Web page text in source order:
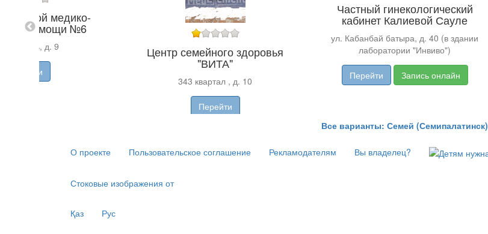
медико-
помощи №6
Юность, д. 9
Перейти
Центр семейного здоровья
"ВИТА"
343 квартал , д. 10
Перейти
Частный гинекологический
кабинет Калиевой Сауле
ул. Кабанбай батыра, д. 40 (в здании
лаборатории "Инвиво")
Перейти Запись онлайн
Все варианты: Семей (Семипалатинск)
О проекте Пользовательское соглашение Рекламодателям Вы владелец?
Стоковые изображения от
Қаз Рус